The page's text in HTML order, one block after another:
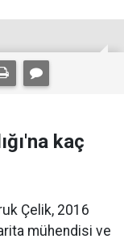
kaç
Çelik, 2016
mühendisi ve